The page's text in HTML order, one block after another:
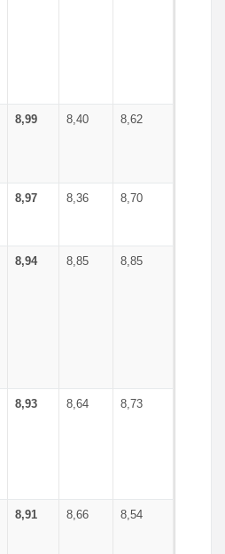
8,99 8,40 8,62
8,97 8,36 8,70
8,94 8,85 8,85
8,93 8,64 8,73
8,91 8,66 8,54